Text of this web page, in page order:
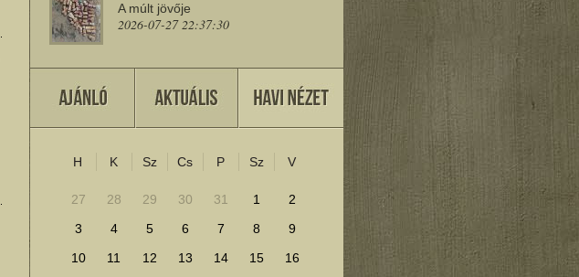
A múlt jövője
2026-07-27 22:37:30
Miért szeresd a műemlékeket?
2026-07-25 11:30:41
További cikkek megjelenítéséhez kattints ide!
H K Sz Cs P Sz V
27 28 29 30 31 1
2
3
4 5 6 7 8
9
10
11 12 13 14 15
16